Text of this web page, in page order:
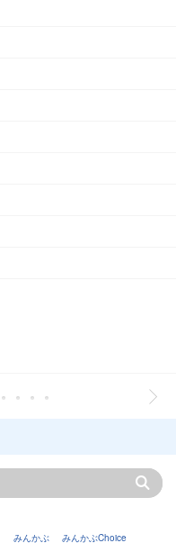
みんかぶ みんかぶChoice